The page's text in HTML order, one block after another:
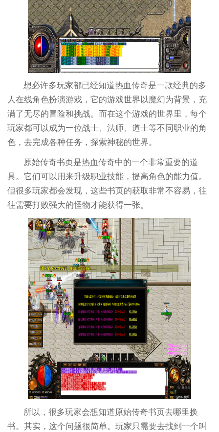
想必许多玩家都已经知道热血传奇是一款经典的多
人在线角色扮演游戏，它的游戏世界以魔幻为背景，充
满了无尽的冒险和挑战。而在这个游戏的世界里，每个
玩家都可以成为一位战士、法师、道士等不同职业的角
色，去完成各种任务，探索神秘的世界。
原始传奇书页是热血传奇中的一个非常重要的道
具。它们可以用来升级职业技能，提高角色的能力值。
但很多玩家都会发现，这些书页的获取非常不容易，往
往需要打败强大的怪物才能获得一张。
所以，很多玩家会想知道原始传奇书页去哪里换
书。其实，这个问题很简单。玩家只需要去找到一个叫